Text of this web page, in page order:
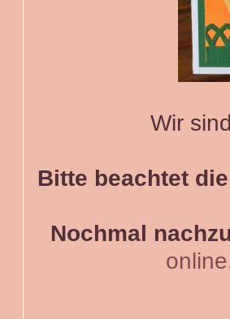
Wir
Bitte beachtet
Nochmal